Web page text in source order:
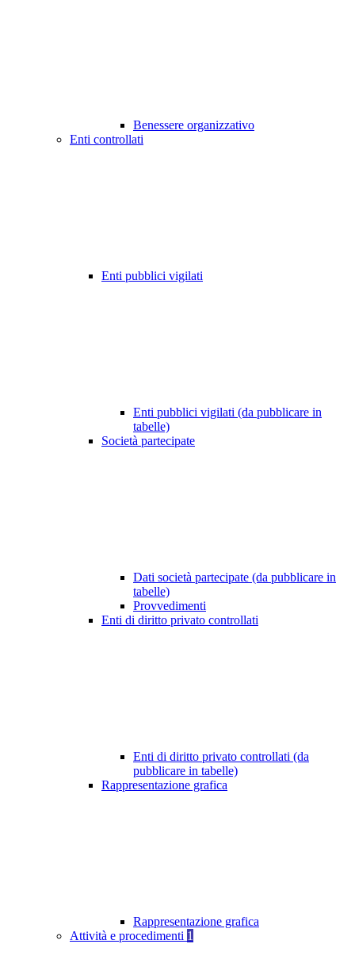
Benessere organizzativo
Enti controllati
Enti pubblici vigilati
Enti pubblici vigilati (da pubblicare in
tabelle)
Società partecipate
Dati società partecipate (da pubblicare in
tabelle)
Provvedimenti
Enti di diritto privato controllati
Enti di diritto privato controllati (da
pubblicare in tabelle)
Rappresentazione grafica
Rappresentazione grafica
Attività e procedimenti 1